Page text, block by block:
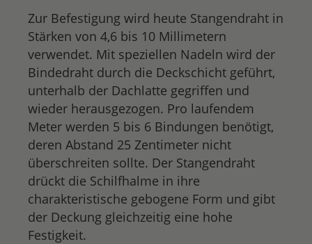
Zur Befestigung wird heute Stangendraht in
Stärken von 4,6 bis 10 Millimetern
verwendet. Mit speziellen Nadeln wird der
Bindedraht durch die Deckschicht geführt,
unterhalb der Dachlatte gegriffen und
wieder herausgezogen. Pro laufendem
Meter werden 5 bis 6 Bindungen benötigt,
deren Abstand 25 Zentimeter nicht
überschreiten sollte. Der Stangendraht
drückt die Schilfhalme in ihre
charakteristische gebogene Form und gibt
der Deckung gleichzeitig eine hohe
Festigkeit.